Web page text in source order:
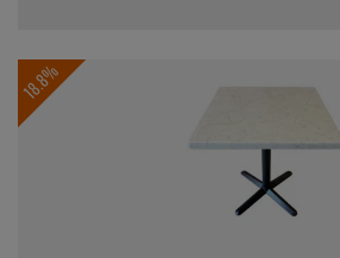
18.8%